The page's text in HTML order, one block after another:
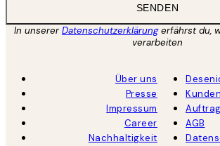
SENDEN
In unsererDatenschutzerklärungerfährst du,
verarbeiten
Über uns
Presse
Impressum
Career
Nachhaltigkeit
AGB